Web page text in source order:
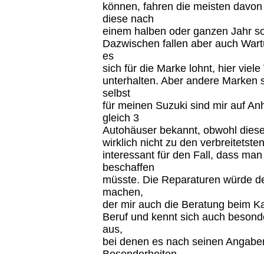
können, fahren die meisten
diese nach
einem halben oder ganzen Jahr
Dazwischen fallen aber auch
es
sich für die Marke lohnt, hier
unterhalten. Aber andere Marken
selbst
für meinen Suzuki sind mir auf
gleich 3
Autohäuser bekannt, obwohl
wirklich nicht zu den
interessant für den Fall, dass
beschaffen
müsste. Die Reparaturen würde
machen,
der mir auch die Beratung beim
Beruf und kennt sich auch
aus,
bei denen es nach seinen